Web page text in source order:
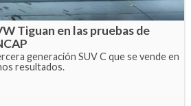
Tiguan en las pruebas de
generación SUV C que se vende en
resultados.